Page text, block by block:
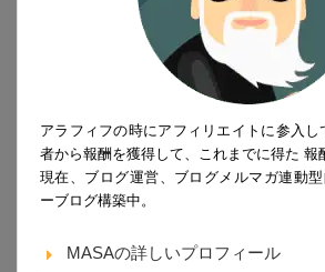
アラフィフの時にアフィリエイトに参入
者から報酬を獲得して、これまでに得た 報
現在、ブログ運営、ブログメルマガ連動
ーブログ構築中。
MASAの詳しいプロフィール